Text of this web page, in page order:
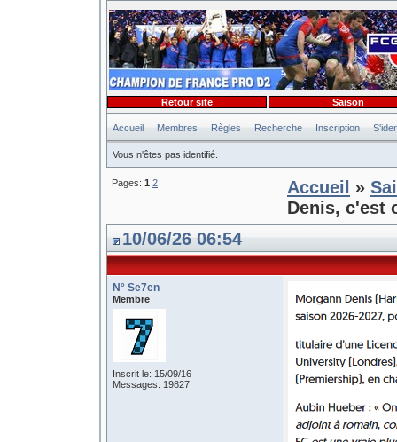
Accueil Membres Règles Recherche Inscription
Vous n'êtes pas identifié.
Retour site Saison
Pages: 1 2 Accueil »
Denis, c'est
10/06/26 06:54
N° Se7en
Membre
Inscrit le: 15/09/16
Messages: 19827